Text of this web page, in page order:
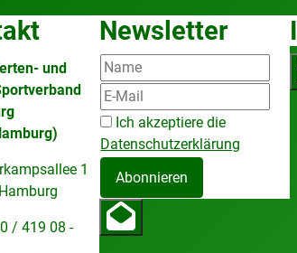
und
1
/ 419 08 -
Newsletter
Ich akzeptiere die
Datenschutzerklärung
Abonnieren